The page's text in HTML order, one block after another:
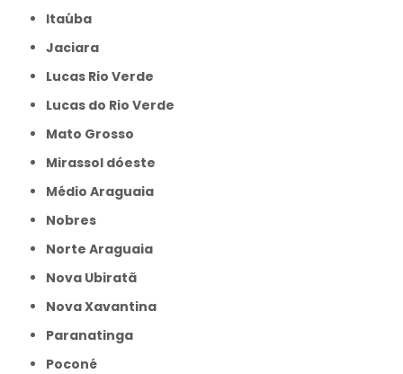
Itaúba
Jaciara
Lucas Rio Verde
Lucas do Rio Verde
Mato Grosso
Mirassol dóeste
Médio Araguaia
Nobres
Norte Araguaia
Nova Ubiratã
Nova Xavantina
Paranatinga
Poconé